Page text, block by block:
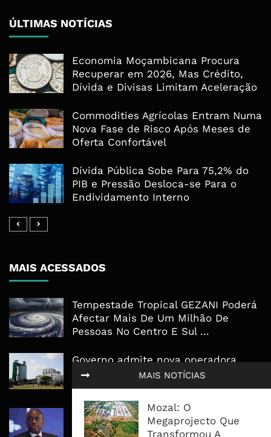
MAIS NOTÍCIAS
Mozal: O
Megaprojecto Que
Transformou A
ÚLTIMAS NOTÍCIAS
Economia Moçambicana Procura
Recuperar em 2026, Mas Crédito,
Dívida e Divisas Limitam Aceleração
Commodities Agrícolas Entram Numa
Nova Fase de Risco Após Meses de
Oferta Confortável
Dívida Pública Sobe Para 75,2% do
PIB e Pressão Desloca-se Para o
Endividamento Interno
MAIS ACESSADOS
Tempestade Tropical GEZANI Poderá
Afectar Mais De Um Milhão De
Pessoas No Centro E Sul ...
Governo admite nova operadora
para a Mozal após suspensão das
operações
CEO do Standard Bank pede ao
Governo que “saia do caminho” e